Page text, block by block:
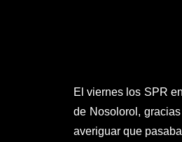
El viernes los SPR
de Nosolorol,
averiguar que